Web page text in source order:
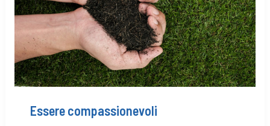
Essere compassionevoli